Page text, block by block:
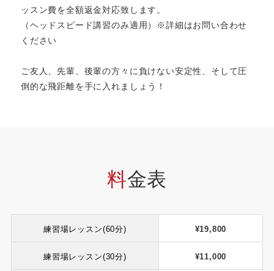
ッスン費を全額返金対応致します。
（ヘッドスピード講習のみ適用）※詳細はお問い合わせ
ください
ご友人、先輩、後輩の方々に負けない安定性、そして圧
倒的な飛距離を手に入れましょう！
料金表
練習場レッスン(60分) ¥19,800
練習場レッスン(30分) ¥11,000